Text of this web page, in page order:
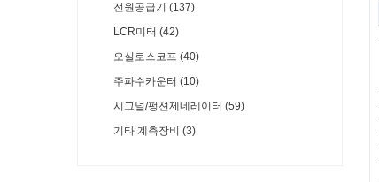
전원공급기 (137)
LCR미터 (42)
오실로스코프 (40)
주파수카운터 (10)
시그널/펑션제네레이터 (59)
기타 계측장비 (3)